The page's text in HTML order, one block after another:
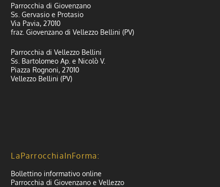
Parrocchia di Giovenzano
Ss. Gervasio e Protasio
Via Pavia, 27010
fraz. Giovenzano di Vellezzo Bellini (PV)
Parrocchia di Vellezzo Bellini
Ss. Bartolomeo Ap. e Nicolò V.
Piazza Rognoni, 27010
Vellezzo Bellini (PV)
LaParrocchiaInForma:
Bollettino informativo online
Parrocchia di Giovenzano e Vellezzo